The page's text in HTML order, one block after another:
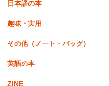
日本語の本
趣味・実用
その他（ノート・バッグ）
英語の本
ZINE